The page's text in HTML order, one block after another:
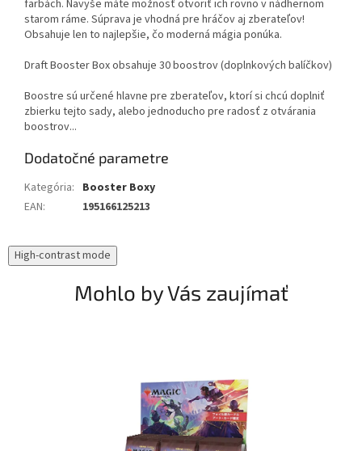
farbách. Navyše máte možnosť otvoriť ich rovno v nádhernom
starom ráme. Súprava je vhodná pre hráčov aj zberateľov!
Obsahuje len to najlepšie, čo moderná mágia ponúka.
Draft Booster Box obsahuje 30 boostrov (doplnkových balíčkov)
Boostre sú určené hlavne pre zberateľov, ktorí si chcú doplniť
zbierku tejto sady, alebo jednoducho pre radosť z otvárania
boostrov...
Dodatočné parametre
Kategória: Booster Boxy
EAN: 195166125213
High-contrast mode
Mohlo by Vás zaujímať